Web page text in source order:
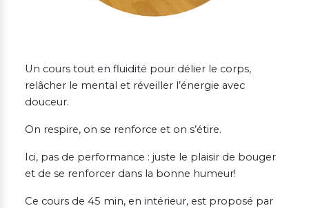
Un cours tout en fluidité pour délier le corps,
relâcher le mental et réveiller l’énergie avec
douceur.
On respire, on se renforce et on s’étire.
Ici, pas de performance : juste le plaisir de bouger
et de se renforcer dans la bonne humeur!
Ce cours de 45 min, en intérieur, est proposé par